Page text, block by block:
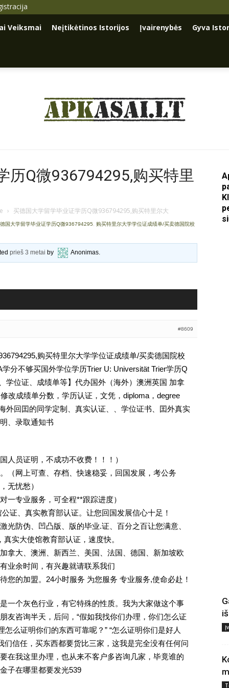
Veiksmai Neįtikėtinos Istorijos Įvairenybės Gyva
历Q微936794295,购买特里
› 买德国大学留学毕业证学历Q微936794295,购买特里尔大
国大学留学毕业证学历Q微936794295
购买特里尔大学学位证成绩单/买卖德国院校
prieš 3 metai by Anonimas.
#8609
购买特里尔大学学位证成绩单/买卖德国院校
分不够买国外学位学历Trier U: Universität Trier学历Q
学位证、成绩单等】代办国外（海外）澳洲英国 加拿
改成绩单分数，学历认证，文凭，diploma，degree
外回囯的同学定制、真实认证、、学位证书、囯外真实
、录取通知书
人员证明，不成功不收费！！！）
（网上可查、存档、快速稳妥，回国发展，考公务
，无忧愁）
一专业服务，可全程**跟踪进度）
证、真实教育部认证。让您回国发展信心十足！
防伪、凹凸版、版的毕业.证、百分之百让您满意、
实大使馆教育部认证，速度快。
拿大、澳洲、新西兰、美国、法国、德国、新加坡欧
业余时间，有兴趣就请联系我们
您的加盟。24小时服务 为您服务 专业服务,使命必赴！
一个灰色行业，有它特殊的性质。我为大家做这个事
友咨询半天，后问，“假如我找你们办理，你们怎么证
怎么证明你们的东西可靠呢？” “怎么证明你们是好人
们信任，买东西都要货比三家，这我是完全没有任何问
在我这里办理，也从来不客户多咨询几家，毕竟谁的
子在哪里都要发光539